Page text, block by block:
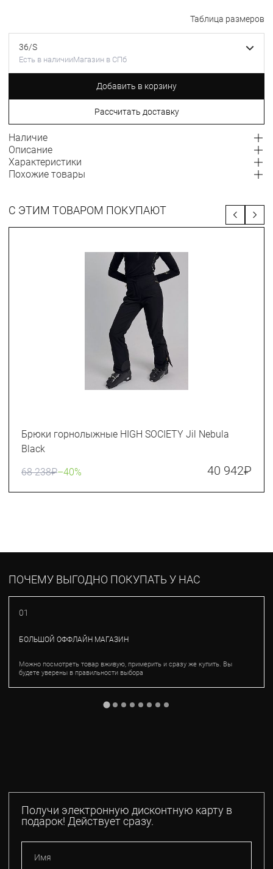
Таблица размеров
36/S
Есть в наличииМагазин в СПб
Добавить в корзину
Рассчитать доставку
Наличие
Описание
Характеристики
Похожие товары
С ЭТИМ ТОВАРОМ ПОКУПАЮТ
Брюки горнолыжные HIGH SOCIETY Jil Nebula
Black
68 238₽–40% 40 942₽
ПОЧЕМУ ВЫГОДНО ПОКУПАТЬ У НАС
01
БОЛЬШОЙ ОФФЛАЙН МАГАЗИН
Можно посмотреть товар вживую, примерить и сразу же купить. Вы
будете уверены в правильности выбора
Получи электронную дисконтную карту в
подарок! Действует сразу.